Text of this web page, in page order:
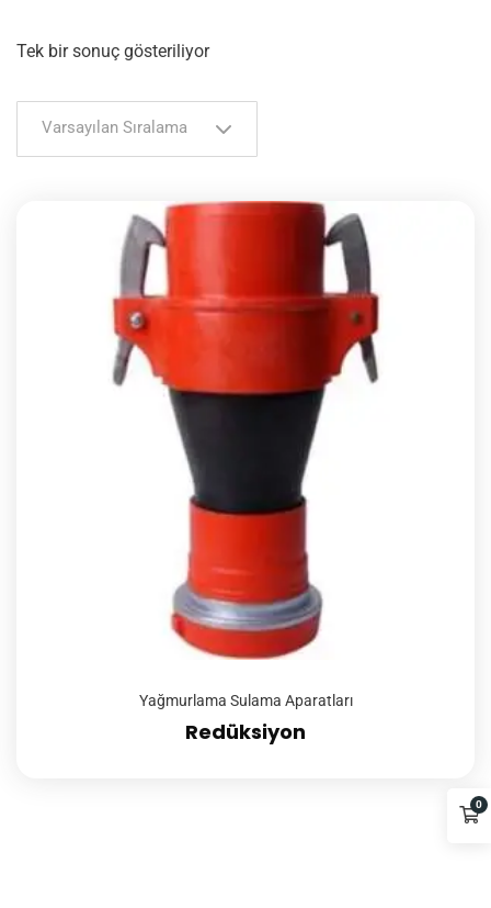
Tek bir sonuç gösteriliyor
Varsayılan Sıralama
Yağmurlama Sulama Aparatları
Redüksiyon
0